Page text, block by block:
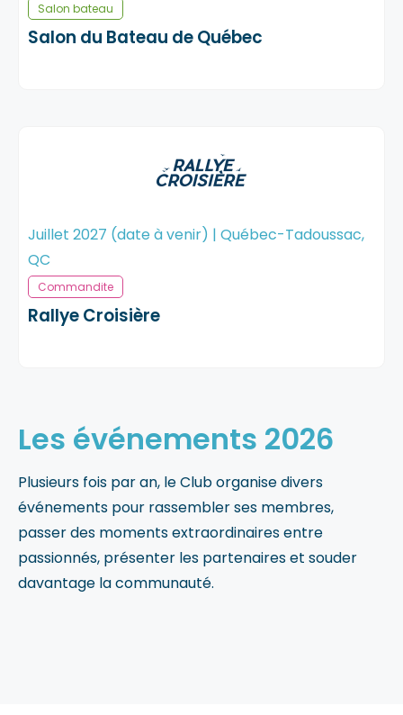
Les événements 2026
Plusieurs fois par an, le Club organise divers
événements pour rassembler ses membres,
passer des moments extraordinaires entre
passionnés, présenter les partenaires et souder
davantage la communauté.
Salon bateau
Salon du Bateau de Québec
Juillet 2027 (date à venir) | Québec-Tadoussac,
QC
Commandite
Rallye Croisière